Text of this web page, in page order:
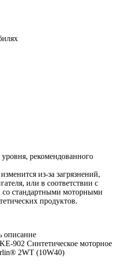
уровня, рекомендованного
из-за загрязнений,
или в соответствии с
стандартными моторными
продуктов.
описание
902 Синтетическое моторное
2WТ (10W40)